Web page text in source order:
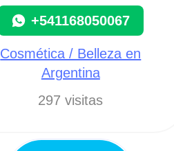
+541168050067
Cosmética / Belleza en
Argentina
297 visitas